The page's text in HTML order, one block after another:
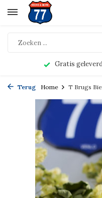
Gratis
Terug Home T Brugs